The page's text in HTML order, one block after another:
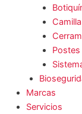
Camilla
Marcas
Servicios